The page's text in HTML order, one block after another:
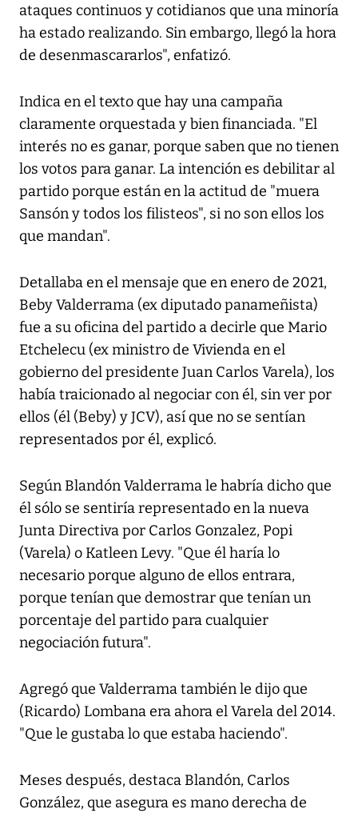
ataques continuos y cotidianos que una minoría
ha estado realizando. Sin embargo, llegó la hora
de desenmascararlos", enfatizó.
Indica en el texto que hay una campaña
claramente orquestada y bien financiada. "El
interés no es ganar, porque saben que no tienen
los votos para ganar. La intención es debilitar al
partido porque están en la actitud de "muera
Sansón y todos los filisteos", si no son ellos los
que mandan".
Detallaba en el mensaje que en enero de 2021,
Beby Valderrama (ex diputado panameñista)
fue a su oficina del partido a decirle que Mario
Etchelecu (ex ministro de Vivienda en el
gobierno del presidente Juan Carlos Varela), los
había traicionado al negociar con él, sin ver por
ellos (él (Beby) y JCV), así que no se sentían
representados por él, explicó.
Según Blandón Valderrama le habría dicho que
él sólo se sentiría representado en la nueva
Junta Directiva por Carlos Gonzalez, Popi
(Varela) o Katleen Levy. "Que él haría lo
necesario porque alguno de ellos entrara,
porque tenían que demostrar que tenían un
porcentaje del partido para cualquier
negociación futura".
Agregó que Valderrama también le dijo que
(Ricardo) Lombana era ahora el Varela del 2014.
"Que le gustaba lo que estaba haciendo".
Meses después, destaca Blandón, Carlos
González, que asegura es mano derecha de